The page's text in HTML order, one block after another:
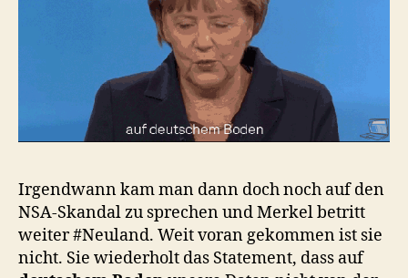
Irgendwann kam man dann doch noch auf den
NSA-Skandal zu sprechen und Merkel betritt
weiter #Neuland. Weit voran gekommen ist sie
nicht. Sie wiederholt das Statement, dass auf